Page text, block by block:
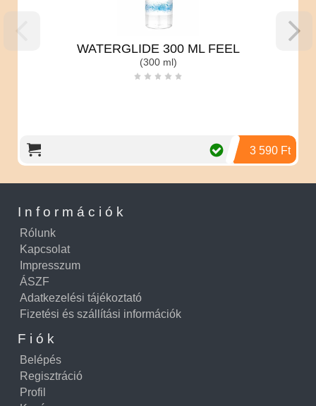
WATERGLIDE 300 ML FEEL
(300 ml)
3 590 Ft
Információk
Rólunk
Kapcsolat
Impresszum
ÁSZF
Adatkezelési tájékoztató
Fizetési és szállítási információk
Fiók
Belépés
Regisztráció
Profil